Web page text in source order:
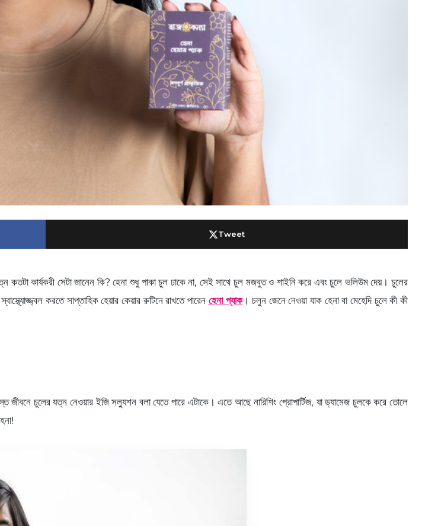
Tweet
কতটা কার্যকরী সেটা জানেন কি? হেনা শুধু পাকা চুল ঢাকে না, সেই সাথে চুল মজবুত ও শাইনি করে এবং চুলে ভলিউম দেয়। চুলের
করতে সাপ্তাহিক হেয়ার কেয়ার রুটিনে রাখতে পারেন হেনা প্যাক। চলুন জেনে নেওয়া যাক হেনা বা মেহেদি চুলে কী কী
জীবনে চুলের যত্ন নেওয়ার ইজি সল্যুশন বলা যেতে পারে এটাকে। এতে আছে নারিশিং প্রোপার্টিজ, যা ড্যামেজ চুলকে করে তোলে